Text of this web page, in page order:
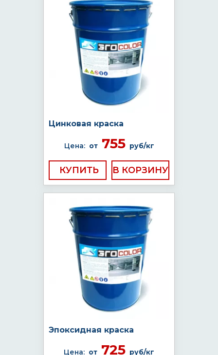
Цинковая краска
Цена: от755 руб/кг
КУПИТЬ
Эпоксидная краска
Цена: от 725 руб/кг